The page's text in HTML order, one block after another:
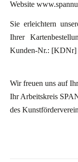
Website
Sie erleichtern
Ihrer
Kunden-Nr.: [KDNr]
Wir freuen uns auf
Ihr Arbeitskreis
des